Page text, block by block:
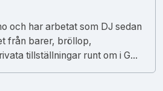
och har arbetat som DJ sedan
från barer, bröllop,
tillställningar runt om i G...